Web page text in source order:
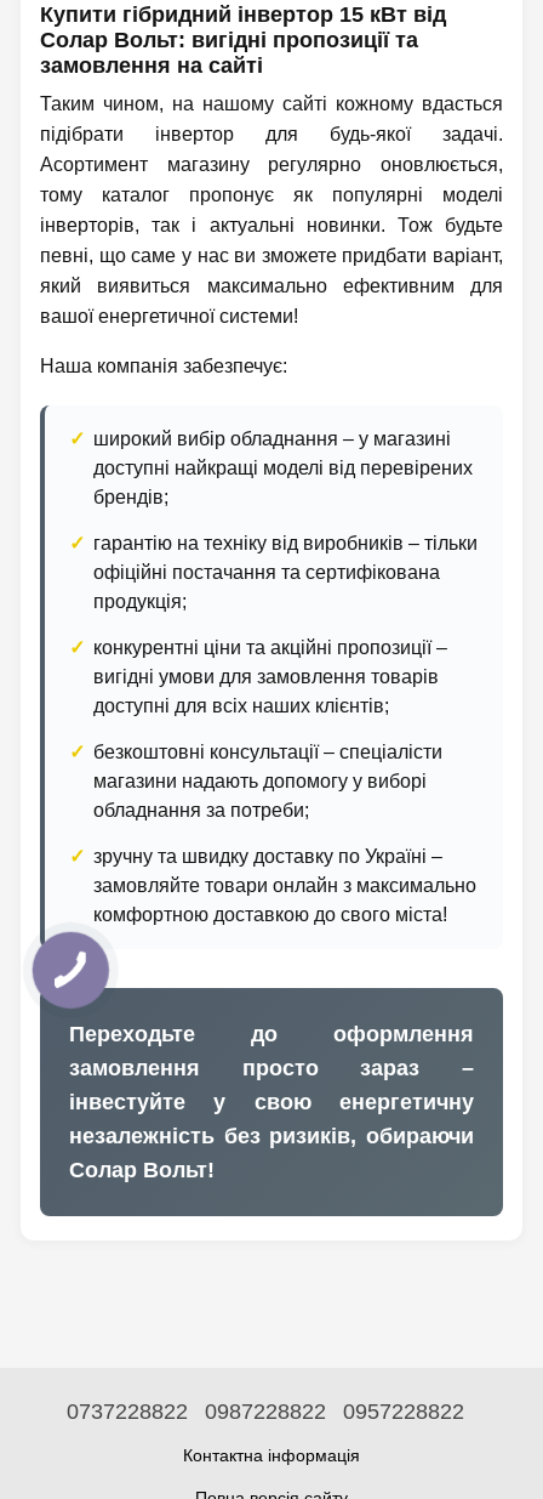
Купити гібридний інвертор 15 кВт від
Солар Вольт: вигідні пропозиції та
замовлення на сайті
Таким чином, на нашому сайті кожному вдасться
підібрати інвертор для будь-якої задачі.
Асортимент магазину регулярно оновлюється,
тому каталог пропонує як популярні моделі
інверторів, так і актуальні новинки. Тож будьте
певні, що саме у нас ви зможете придбати варіант,
який виявиться максимально ефективним для
вашої енергетичної системи!
Наша компанія забезпечує:
широкий вибір обладнання – у магазині
доступні найкращі моделі від перевірених
брендів;
гарантію на техніку від виробників – тільки
офіційні постачання та сертифікована
продукція;
конкурентні ціни та акційні пропозиції –
вигідні умови для замовлення товарів
доступні для всіх наших клієнтів;
безкоштовні консультації – спеціалісти
магазини надають допомогу у виборі
обладнання за потреби;
зручну та швидку доставку по Україні –
замовляйте товари онлайн з максимально
комфортною доставкою до свого міста!
Переходьте до оформлення
замовлення просто зараз –
інвестуйте у свою енергетичну
незалежність без ризиків, обираючи
Солар Вольт!
0737228822 0987228822 0957228822
Контактна інформація